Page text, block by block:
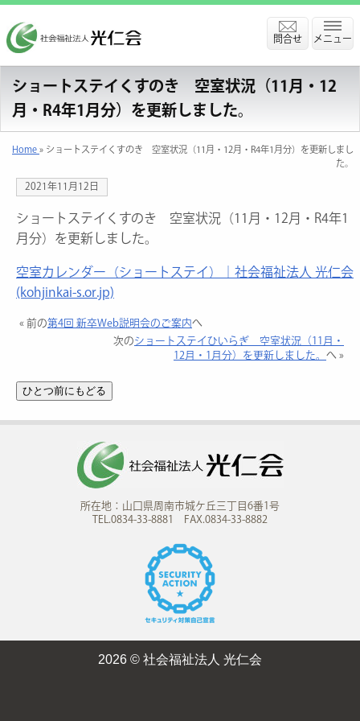
メニュー
問合せ
ショートステイくすのき 空室状況（11月・12
月・R4年1月分）を更新しました。
Home» ショートステイくすのき 空室状況（11月・12月・R4年1月分）を更新しまし
た。
2021年11月12日
ショートステイくすのき 空室状況（11月・12月・R4年1
月分）を更新しました。
空室カレンダー（ショートステイ）｜社会福祉法人 光仁会
(kohjinkai-s.or.jp)
« 前の第4回 新卒Web説明会のご案内へ
次のショートステイひいらぎ 空室状況（11月・
12月・1月分）を更新しました。 へ »
所在地：山口県周南市城ケ丘三丁目6番1号
TEL.0834-33-8881 FAX.0834-33-8882
2026 © 社会福祉法人 光仁会